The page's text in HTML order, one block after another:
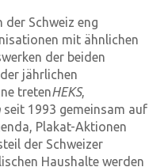
der Schweiz eng
mit ähnlichen
der beiden
jährlichen
tretenHEKS,
seit 1993 gemeinsam auf
Plakat-Aktionen
der Schweizer
Haushalte werden